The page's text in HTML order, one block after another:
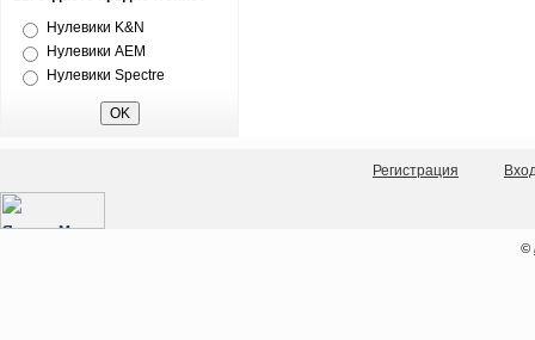
Нулевики K&N
Нулевики AEM
Нулевики Spectre
Регистрация
©